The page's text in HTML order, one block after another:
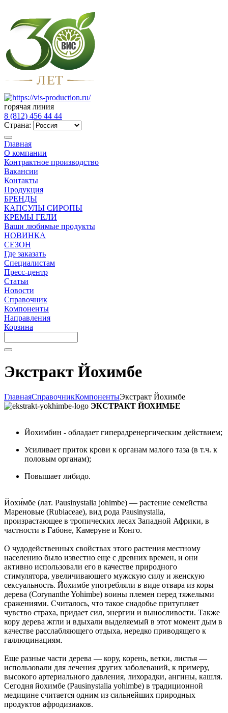
ЛЕТ
горячая линия
8 (812) 456 44 44
Страна:
Главная
О компании
Контрактное производство
Вакансии
Контакты
Продукция
БРЕНДЫ
КАПСУЛЫ СИРОПЫ
КРЕМЫ ГЕЛИ
Ваши любимые продукты
НОВИНКА
СЕЗОН
Где заказать
Специалистам
Пресс-центр
Статьи
Новости
Справочник
Компоненты
Направления
Корзина
Экстракт Йохимбе
ГлавнаяСправочникКомпонентыЭкстракт Йохимбе
ЭКСТРАКТ ЙОХИМБЕ
Йохимбин - обладает гиперадренергическим действием;
Усиливает приток крови к органам малого таза (в т.ч. к
половым органам);
Повышает либидо.
Йохи́мбе (лат. Pausinystalia johimbe) — растение семейства
Мареновые (Rubiaceae), вид рода Pausinystalia,
произрастающее в тропических лесах Западной Африки, в
частности в Габоне, Камеруне и Конго.
О чудодейственных свойствах этого растения местному
населению было известно еще с древних времен, и они
активно использовали его в качестве природного
стимулятора, увеличивающего мужскую силу и женскую
сексуальность. Йохимбе употребляли в виде отвара из коры
дерева (Corynanthe Yohimbe) воины племен перед тяжелыми
сражениями. Считалось, что такое снадобье притупляет
чувство страха, придает сил, энергии и выносливости. Также
кору дерева жгли и вдыхали выделяемый в этот момент дым в
качестве расслабляющего отдыха, нередко приводящего к
галлюцинациям.
Еще разные части дерева — кору, корень, ветки, листья —
использовали для лечения других заболеваний, к примеру,
высокого артериального давления, лихорадки, ангины, кашля.
Сегодня йохимбе (Pausinystalia yohimbe) в традиционной
медицине считается одним из сильнейших природных
продуктов афродизиаков.